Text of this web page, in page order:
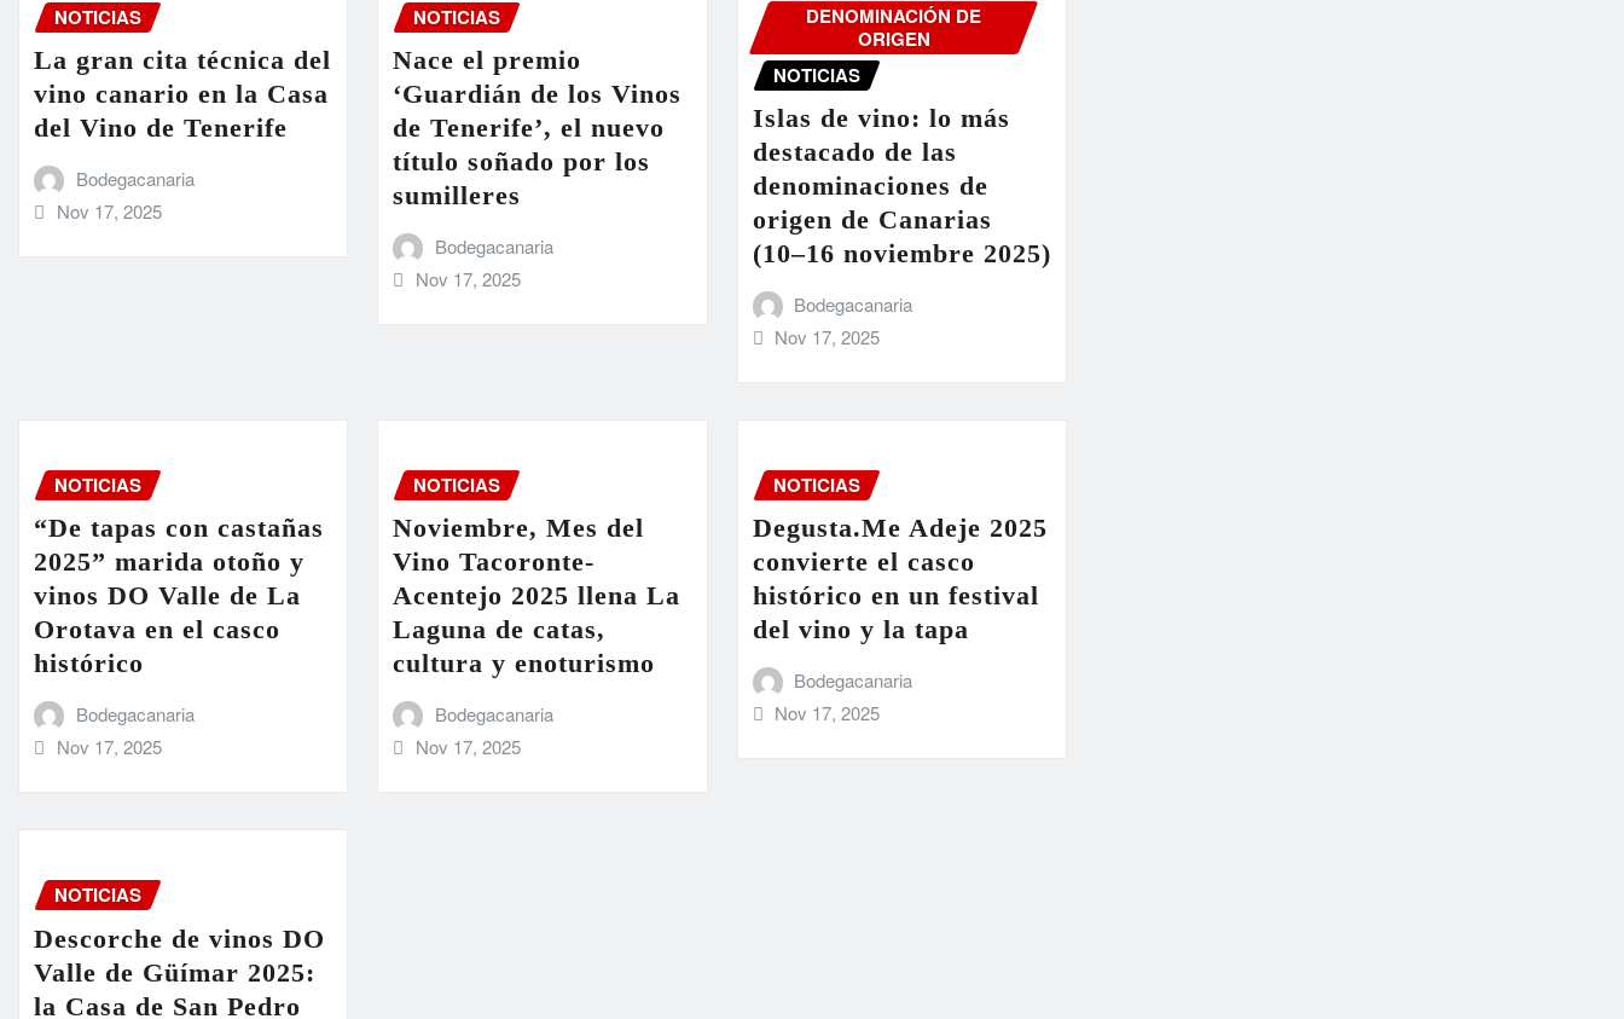
NOTICIAS
La gran cita técnica del
vino canario en la Casa
del Vino de Tenerife
Bodegacanaria
Nov 17, 2025
NOTICIAS
Nace el premio
‘Guardián de los Vinos
de Tenerife’, el nuevo
título soñado por los
sumilleres
Bodegacanaria
Nov 17, 2025
DENOMINACIÓN DE
ORIGEN
NOTICIAS
Islas de vino: lo más
destacado de las
denominaciones de
origen de Canarias
(10–16 noviembre 2025)
Bodegacanaria
Nov 17, 2025
NOTICIAS
“De tapas con castañas
2025” marida otoño y
vinos DO Valle de La
Orotava en el casco
histórico
Bodegacanaria
Nov 17, 2025
NOTICIAS
Noviembre, Mes del
Vino Tacoronte-
Acentejo 2025 llena La
Laguna de catas,
cultura y enoturismo
Bodegacanaria
Nov 17, 2025
NOTICIAS
Degusta.Me Adeje 2025
convierte el casco
histórico en un festival
del vino y la tapa
Bodegacanaria
Nov 17, 2025
NOTICIAS
Descorche de vinos DO
Valle de Güímar 2025:
la Casa de San Pedro